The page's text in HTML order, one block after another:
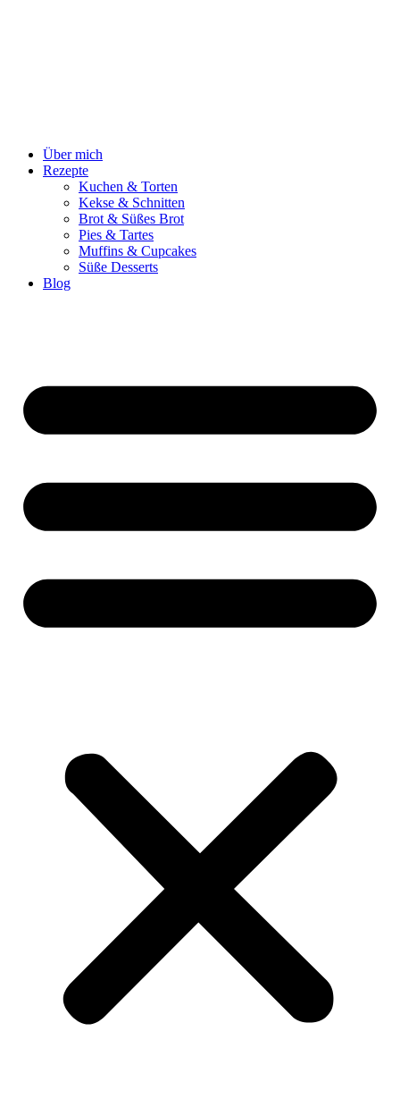
Über mich
Rezepte
Kuchen & Torten
Kekse & Schnitten
Brot & Süßes Brot
Pies & Tartes
Muffins & Cupcakes
Süße Desserts
Blog